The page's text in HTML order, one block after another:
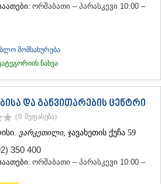
ორშაბათი – პარასკევი 10:00 –
მომსახურება
ნახვა
და განვითარების ცენტრი
(0 შეფასება)
ვარკეთილი, ჯავახეთის ქუჩა 59
350 400
ორშაბათი – პარასკევი 10:00 –